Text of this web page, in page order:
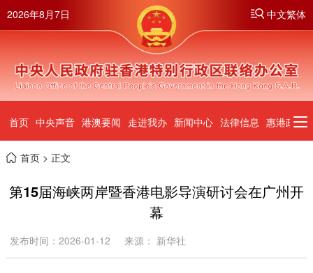
2026年8月7日 中文繁体
首页 中央声音 港澳要闻 走进我办 新闻中心 法律信息 惠港政策
首页> 正文
第15届海峡两岸暨香港电影导演研讨会在广州开
幕
发布时间：2026-01-12 来源： 新华社